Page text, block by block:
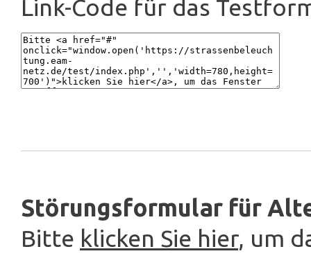
Link-Code für das
Störungsformular für
Bitte klicken Sie hier, um